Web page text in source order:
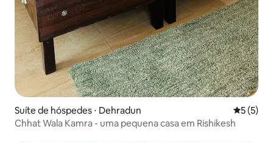
Suíte de hóspedes ⋅ Dehradun 5 de
5 (5)
Chhat Wala Kamra - uma pequena casa em Rishikesh